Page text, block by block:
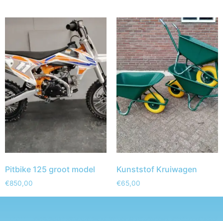
Pitbike 125 groot model
€850,00
Kunststof Kruiwagen
€65,00